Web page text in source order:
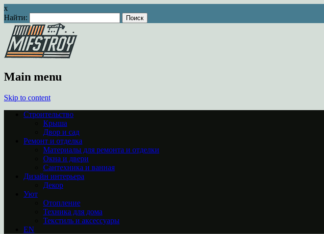
x
Найти:
Main menu
Skip to content
Строительство
Крыша
Двор и сад
Ремонт и отделка
Материалы для ремонта и отделки
Окна и двери
Сантехника и ванная
Дизайн интерьера
Декор
Уют
Отопление
Техника для дома
Текстиль и аксессуары
EN